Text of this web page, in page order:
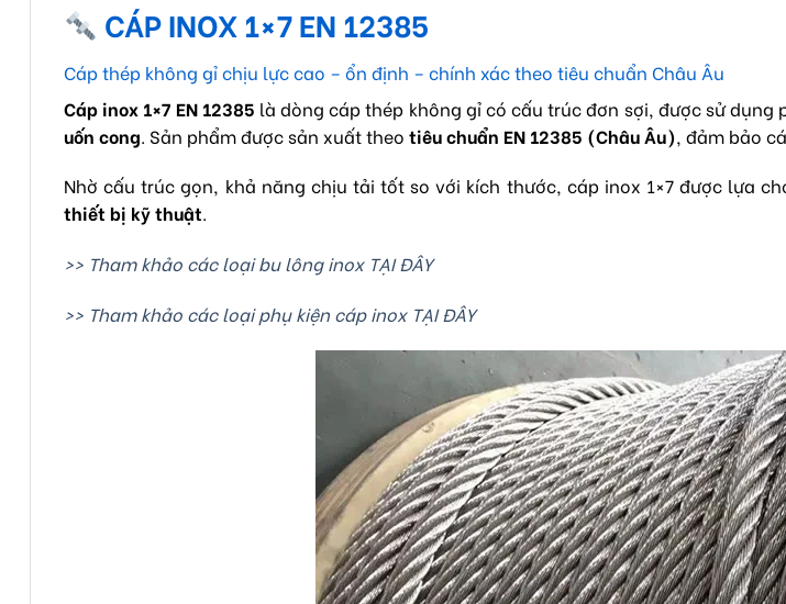
CÁP INOX 1×7 EN 12385
Cáp thép không gỉ chịu lực cao – ổn định – chính xác theo tiêu chuẩn Châu Âu
Cáp inox 1×7 EN 12385 là dòng cáp thép không gỉ có cấu trúc đơn sợi, được sử
uốn cong . Sản phẩm được sản xuất theo tiêu chuẩn EN 12385 (Châu Âu) , đảm bảo
Nhờ cấu trúc gọn, khả năng chịu tải tốt so với kích thước, cáp inox 1×7 được lựa
thiết bị kỹ thuật.
>> Tham khảo các loại bu lông inox TẠI ĐÂY
>> Tham khảo các loại phụ kiện cáp inox TẠI ĐÂY